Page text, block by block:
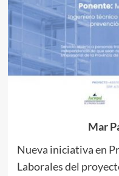
Mar
Nueva iniciativa en
Laborales del